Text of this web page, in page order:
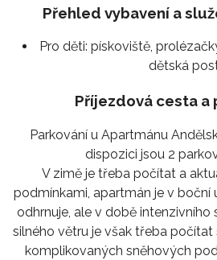
Přehled vybavení a
Pro děti: pískoviště,
dětská
Příjezdová cesta a
Parkování u Apartmánu
dispozici jsou 2
V zimě je třeba počítat a
podmínkami, apartmán je v boční
odhrnuje, ale v době intenzivního
silného větru je však třeba počítat
komplikovaných sněhových